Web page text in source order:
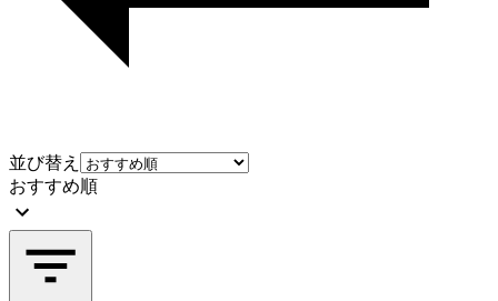
並び替え
おすすめ順